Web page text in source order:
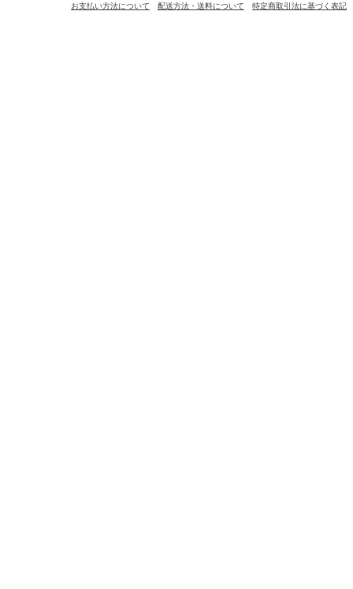
お支払い方法について 配送方法・送料について 特定商取引法に基づく表記